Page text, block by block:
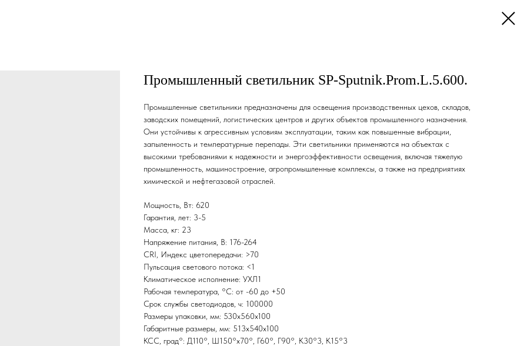
Промышленный светильник SP-Sputnik.Prom.L.5.600.
Промышленные светильники предназначены для освещения производственных цехов, складов,
заводских помещений, логистических центров и других объектов промышленного назначения.
Они устойчивы к агрессивным условиям эксплуатации, таким как повышенные вибрации,
запыленность и температурные перепады. Эти светильники применяются на объектах с
высокими требованиями к надежности и энергоэффективности освещения, включая тяжелую
промышленность, машиностроение, агропромышленные комплексы, а также на предприятиях
химической и нефтегазовой отраслей.
Мощность, Вт: 620
Гарантия, лет: 3-5
Масса, кг: 23
Напряжение питания, В: 176-264
CRI, Индекс цветопередачи: >70
Пульсация светового потока: <1
Климатическое исполнение: УХЛ1
Рабочая температура, °С: от -60 до +50
Срок службы светодиодов, ч: 100000
Размеры упаковки, мм: 530х560х100
Габаритные размеры, мм: 513х540х100
КСС, град°: Д110°, Ш150°х70°, Г60°, Г90°, К30°3, К15°3